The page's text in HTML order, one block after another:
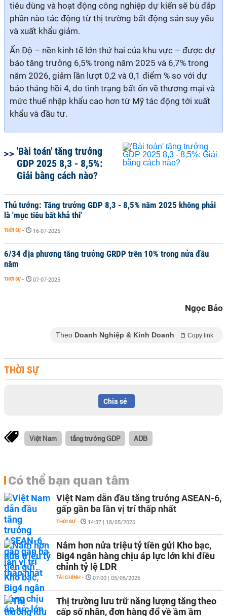
tiêu dùng và hoạt động công nghiệp dự kiến sẽ bù đắp
phần nào tác động từ thị trường bất động sản suy yếu
và xuất khẩu giảm.
Ấn Độ – nền kinh tế lớn thứ hai của khu vực – được dự
báo tăng trưởng 6,5% trong năm 2025 và 6,7% trong
năm 2026, giảm lần lượt 0,2 và 0,1 điểm % so với dự
báo tháng hồi 4, do tình trạng bất ổn về thương mại và
mức thuế nhập khẩu cao hơn từ Mỹ tác động tới xuất
khẩu và đầu tư.
'Bài toán' tăng trưởng
GDP 2025 8,3 - 8,5%:
Giải bằng cách nào?
Thủ tướng: Tăng trưởng GDP 8,3 - 8,5% năm 2025 không phải
là 'mục tiêu bất khả thi'
THỜI SỰ - 16-07-2025
6/34 địa phương tăng trưởng GRDP trên 10% trong nửa đầu
năm
THỜI SỰ - 07-07-2025
Ngọc Bảo
Theo Doanh Nghiệp & Kinh Doanh Copy link
THỜI SỰ
Chia sẻ
Việt Nam tắng trưởng GDP ADB
Có thể bạn quan tâm
Việt Nam dẫn đầu tăng trưởng ASEAN-6,
gấp gần ba lần vị trí thấp nhất
THỜI SỰ - 14:37 | 18/05/2026
Nắm hơn nửa triệu tỷ tiền gửi Kho bạc,
Big4 ngân hàng chịu áp lực lớn khi điều
chỉnh tỷ lệ LDR
TÀI CHÍNH - 07:00 | 05/05/2026
Thị trường lưu trữ năng lượng tăng theo
cấp số nhân, đơn hàng đổ về ầm ầm